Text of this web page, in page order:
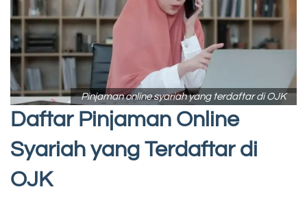
Pinjaman online syariah yang terdaftar di OJK
Daftar Pinjaman Online
Syariah yang Terdaftar di
OJK